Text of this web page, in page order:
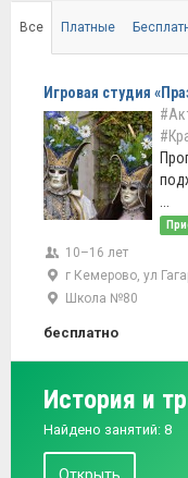
Все Платные
Игровая студия
10–16 лет
г Кемерово, ул
Школа №80
бесплатно
История и
Найдено занятий: 8